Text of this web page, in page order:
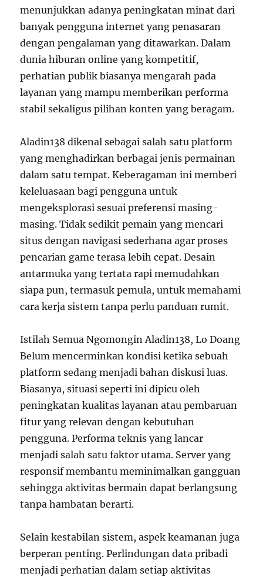
menunjukkan adanya peningkatan minat dari
banyak pengguna internet yang penasaran
dengan pengalaman yang ditawarkan. Dalam
dunia hiburan online yang kompetitif,
perhatian publik biasanya mengarah pada
layanan yang mampu memberikan performa
stabil sekaligus pilihan konten yang beragam.
Aladin138 dikenal sebagai salah satu platform
yang menghadirkan berbagai jenis permainan
dalam satu tempat. Keberagaman ini memberi
keleluasaan bagi pengguna untuk
mengeksplorasi sesuai preferensi masing-
masing. Tidak sedikit pemain yang mencari
situs dengan navigasi sederhana agar proses
pencarian game terasa lebih cepat. Desain
antarmuka yang tertata rapi memudahkan
siapa pun, termasuk pemula, untuk memahami
cara kerja sistem tanpa perlu panduan rumit.
Istilah Semua Ngomongin Aladin138, Lo Doang
Belum mencerminkan kondisi ketika sebuah
platform sedang menjadi bahan diskusi luas.
Biasanya, situasi seperti ini dipicu oleh
peningkatan kualitas layanan atau pembaruan
fitur yang relevan dengan kebutuhan
pengguna. Performa teknis yang lancar
menjadi salah satu faktor utama. Server yang
responsif membantu meminimalkan gangguan
sehingga aktivitas bermain dapat berlangsung
tanpa hambatan berarti.
Selain kestabilan sistem, aspek keamanan juga
berperan penting. Perlindungan data pribadi
menjadi perhatian dalam setiap aktivitas